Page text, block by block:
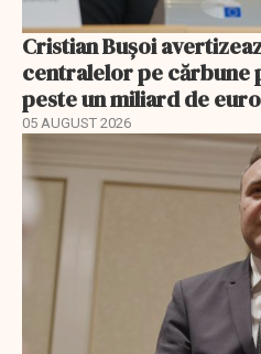
Cristian Bușoi
centralelor pe cărbune
peste un miliard de euro
05 AUGUST 2026